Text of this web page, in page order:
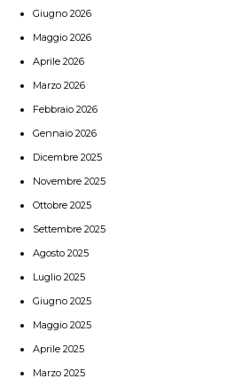
Giugno 2026
Maggio 2026
Aprile 2026
Marzo 2026
Febbraio 2026
Gennaio 2026
Dicembre 2025
Novembre 2025
Ottobre 2025
Settembre 2025
Agosto 2025
Luglio 2025
Giugno 2025
Maggio 2025
Aprile 2025
Marzo 2025